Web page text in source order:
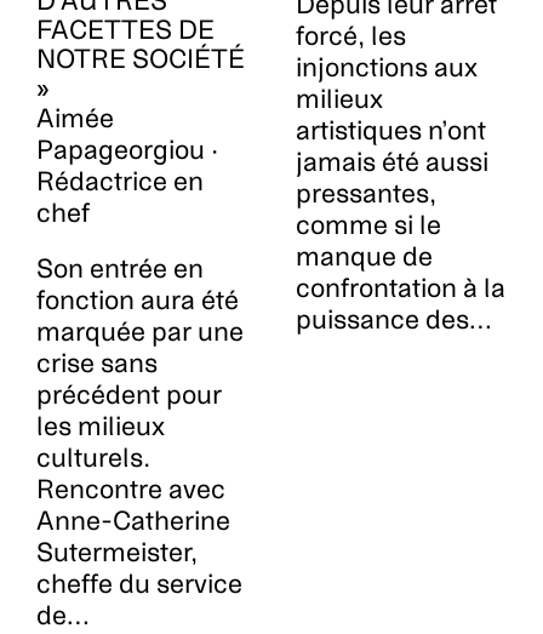
FACETTES DE
NOTRE SOCIÉTÉ
»
Aimée
Papageorgiou ·
Rédactrice en
chef
Son entrée en
fonction aura été
marquée par une
crise sans
précédent pour
les milieux
culturels.
Rencontre avec
Anne-Catherine
Sutermeister,
cheffe du service
de…
forcé, les
injonctions aux
milieux
artistiques n’ont
jamais été aussi
pressantes,
comme si le
manque de
confrontation à la
puissance des…